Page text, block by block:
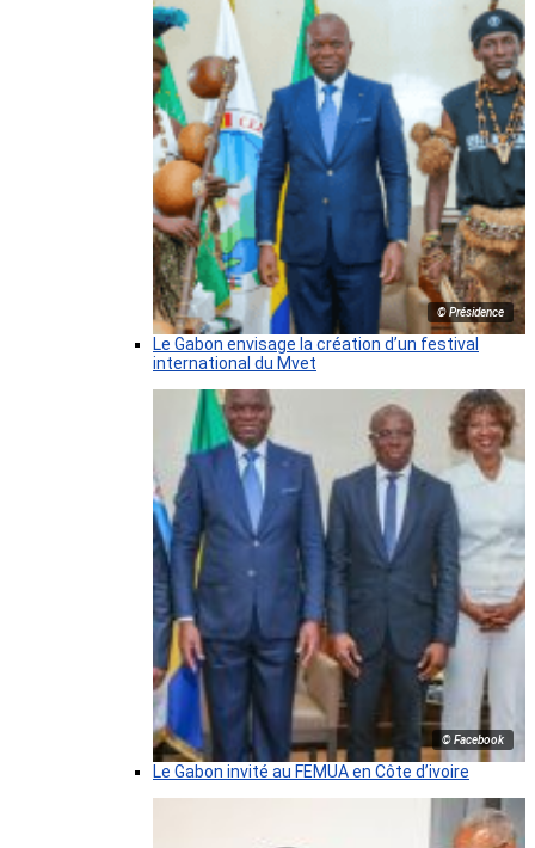
© Présidence
Le Gabon envisage la création d’un festival
international du Mvet
© Facebook
Le Gabon invité au FEMUA en Côte d’ivoire